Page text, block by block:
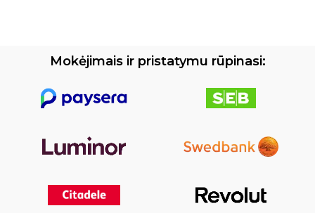
Mokėjimais ir pristatymu rūpinasi: